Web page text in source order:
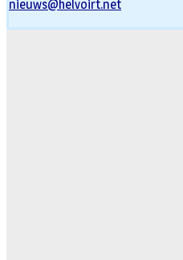
nieuws@helvoirt.net